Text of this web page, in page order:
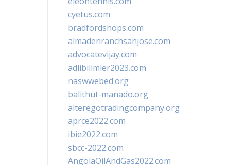
cyetus.com
bradfordshops.com
almadenranchsanjose.com
advocatevijay.com
adlibilimler2023.com
naswwebed.org
balithut-manado.org
alteregotradingcompany.org
aprce2022.com
ibie2022.com
sbcc-2022.com
AngolaOilAndGas2022.com